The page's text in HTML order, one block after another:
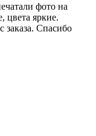
фото на
цвета яркие.
заказа. Спасибо